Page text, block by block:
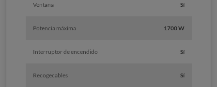
Ventana Sí
Potencia máxima 1700 W
Interruptor de encendido Sí
Recogecables Sí